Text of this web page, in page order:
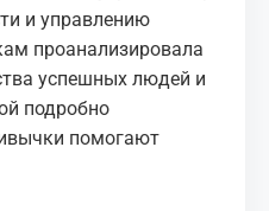
и управлению
проанализировала
успешных людей и
подробно
помогают